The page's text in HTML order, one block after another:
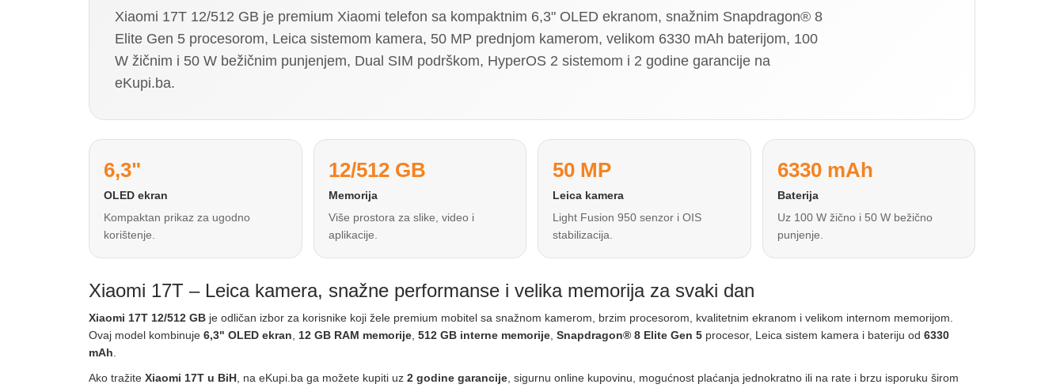
Xiaomi 17T 12/512 GB je premium Xiaomi telefon sa kompaktnim 6,3" OLED ekranom, snažnim Snapdragon® 8
Elite Gen 5 procesorom, Leica sistemom kamera, 50 MP prednjom kamerom, velikom 6330 mAh baterijom, 100
W žičnim i 50 W bežičnim punjenjem, Dual SIM podrškom, HyperOS 2 sistemom i 2 godine garancije na
eKupi.ba.
6,3"
OLED ekran
Kompaktan prikaz za ugodno
korištenje.
12/512 GB
Memorija
Više prostora za slike, video i
aplikacije.
50 MP
Leica kamera
Light Fusion 950 senzor i OIS
stabilizacija.
6330 mAh
Baterija
Uz 100 W žično i 50 W bežično
punjenje.
Xiaomi 17T – Leica kamera, snažne performanse i velika memorija za svaki dan
Xiaomi 17T 12/512 GB je odličan izbor za korisnike koji žele premium mobitel sa snažnom kamerom, brzim procesorom, kvalitetnim ekranom i velikom internom memorijom.
Ovaj model kombinuje 6,3" OLED ekran 12 GB RAM memorije 512 GB interne memorije Snapdragon® 8 Elite Gen 5 procesor, Leica sistem kamera i bateriju od 6330
mAh
Ako tražite Xiaomi 17T u BiH , na eKupi.ba ga možete kupiti uz 2 godine garancije , sigurnu online kupovinu, mogućnost plaćanja jednokratno ili na rate i brzu isporuku širom